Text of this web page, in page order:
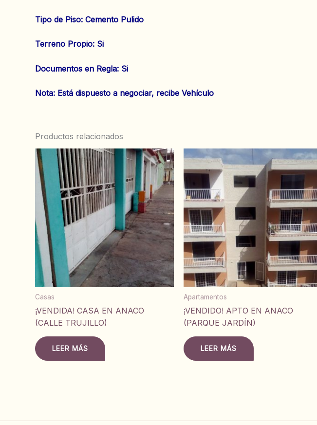
‌Tipo de Piso: Cemento Pulido
‌Terreno Propio: Si
‌Documentos en Regla: Si
‌Nota: Está dispuesto a negociar, recibe Vehículo
Productos relacionados
Casas
¡VENDIDA! CASA EN ANACO
(CALLE TRUJILLO)
LEER MÁS
Apartamentos
¡VENDIDO! APTO EN ANACO
(PARQUE JARDÍN)
LEER MÁS